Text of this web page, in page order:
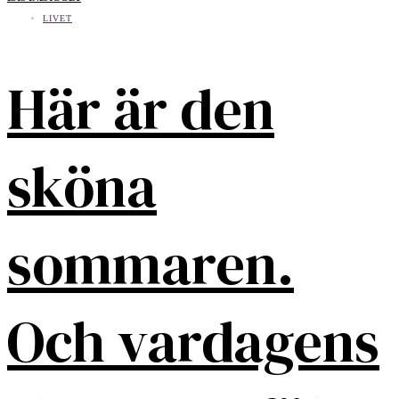
LIVET
Här är den
sköna
sommaren.
Och vardagens